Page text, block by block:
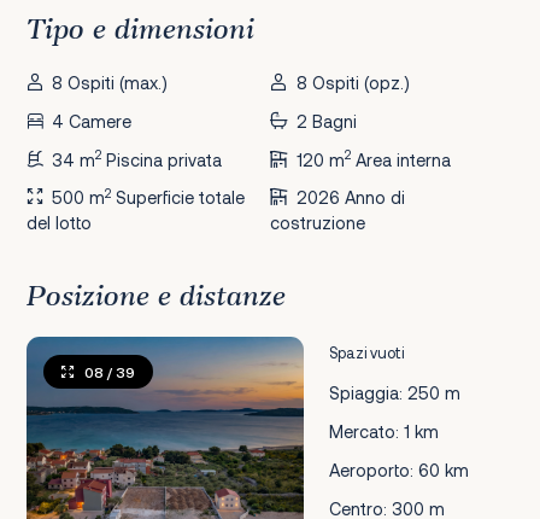
Tipo e dimensioni
8 Ospiti (max.)
8 Ospiti (opz.)
4 Camere
2 Bagni
34 m2 Piscina privata 120 m2Area interna
500 m2 Superficie totale
del lotto
2026 Anno di
costruzione
Posizione e distanze
Spazi vuoti
Spiaggia: 250 m
Mercato: 1 km
Aeroporto: 60 km
Centro: 300 m
08 / 39